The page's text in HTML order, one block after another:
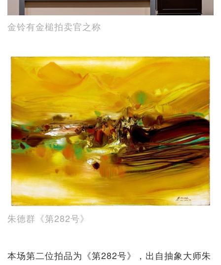
金铃有金槌拍卖官之称
朱德群《第282号》
本场第二位拍品为《第282号》，出自抽象大师朱